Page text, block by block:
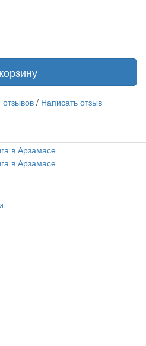
отзывов / Написать отзыв